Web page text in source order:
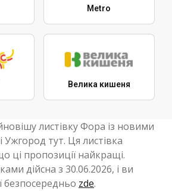
Metro
Велика кишеня
листівку Фора із новими
Ужгород тут. Ця листівка
ці пропозиції найкращі.
дійсна з 30.06.2026, і ви
безпосередньо zde.